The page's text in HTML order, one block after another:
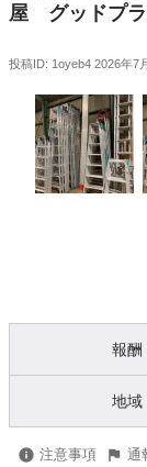
屋 グッドプ
投稿ID: 1oyeb4 2026年7
報酬
地域
注意事項 通